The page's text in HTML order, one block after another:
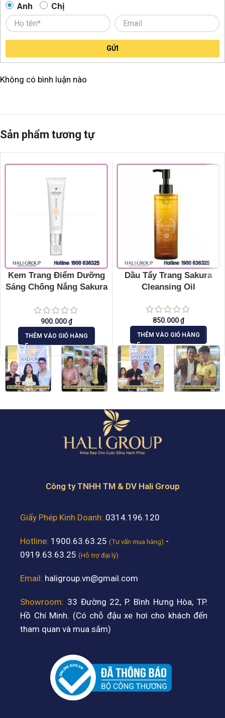
Anh Chị
GỬI
Không có bình luận nào
Sản phẩm tương tự
Kem Trang Điểm Dưỡng
Sáng Chống Nắng Sakura
Control Base
900.000₫
THÊM VÀO GIỎ HÀNG
Dầu Tẩy Trang Sakura
Cleansing Oil
850.000₫
THÊM VÀO GIỎ HÀNG
Công ty TNHH TM & DV Hali Group
Giấy Phép Kinh Doanh: 0314.196.120
Hotline: 1900.63.63.25 (Tư vấn mua hàng) -
0919.63.63.25 (Hỗ trợ đại lý)
Email: haligroup.vn@gmail.com
Showroom: 33 Đường 22, P. Bình Hưng Hòa, TP.
Hồ Chí Minh. (Có chỗ đậu xe hơi cho khách đến
tham quan và mua sắm)